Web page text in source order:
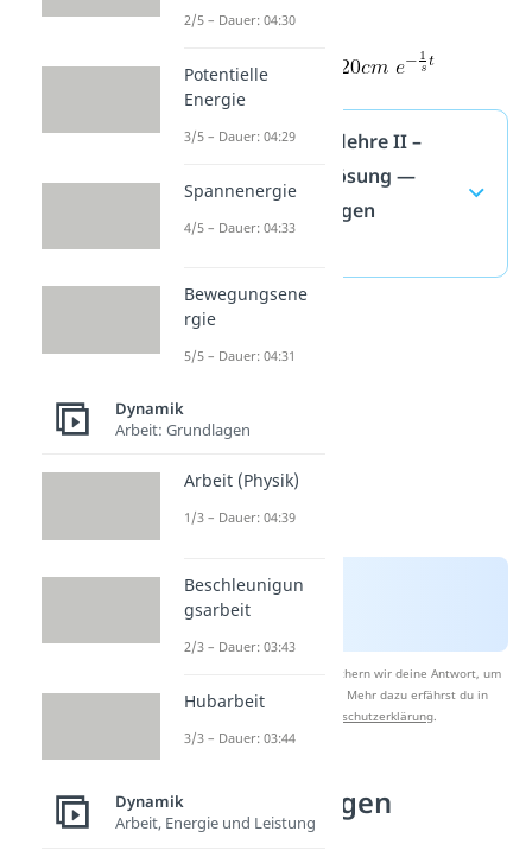
damit:
Schwingungslehre II –
Homogene Lösung —
häufigste Fragen
Nach Beantwortung speichern wir deine Antwort, um
Studyflix zu verbessern. Mehr dazu erfährst du in
Datenschutzerklärung.
Schwingungen
verstehen
2/5 – Dauer: 04:30
Potentielle
Energie
3/5 – Dauer: 04:29
Spannenergie
4/5 – Dauer: 04:33
Bewegungsene
rgie
5/5 – Dauer: 04:31
Dynamik
Arbeit: Grundlagen
Arbeit (Physik)
1/3 – Dauer: 04:39
Beschleunigun
gsarbeit
2/3 – Dauer: 03:43
Hubarbeit
3/3 – Dauer: 03:44
Dynamik
Arbeit, Energie und Leistung